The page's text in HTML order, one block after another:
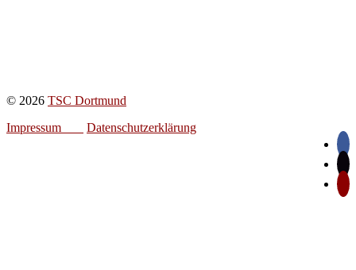
© 2026 TSC Dortmund
Impressum
Datenschutzerklärung